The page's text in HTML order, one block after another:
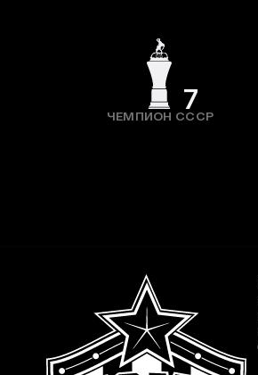
7
ЧЕМПИОН СССР